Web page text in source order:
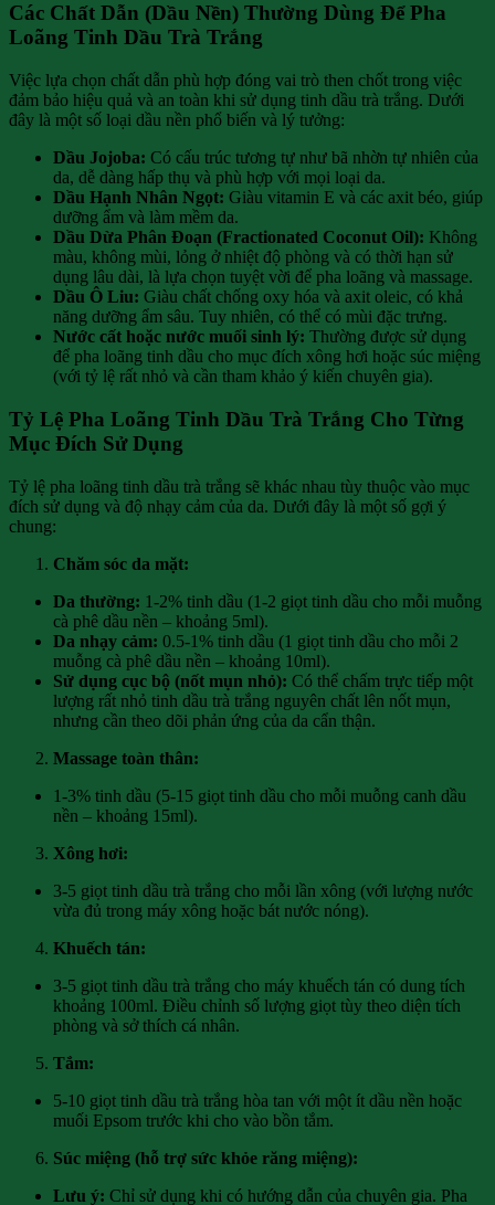
Các Chất Dẫn (Dầu Nền) Thường Dùng Để Pha
Loãng Tinh Dầu Trà Trắng
Việc lựa chọn chất dẫn phù hợp đóng vai trò then chốt trong việc
đảm bảo hiệu quả và an toàn khi sử dụng tinh dầu trà trắng. Dưới
đây là một số loại dầu nền phổ biến và lý tưởng:
Dầu Jojoba: Có cấu trúc tương tự như bã nhờn tự nhiên của
da, dễ dàng hấp thụ và phù hợp với mọi loại da.
Dầu Hạnh Nhân Ngọt: Giàu vitamin E và các axit béo, giúp
dưỡng ẩm và làm mềm da.
Dầu Dừa Phân Đoạn (Fractionated Coconut Oil): Không
màu, không mùi, lỏng ở nhiệt độ phòng và có thời hạn sử
dụng lâu dài, là lựa chọn tuyệt vời để pha loãng và massage.
Dầu Ô Liu: Giàu chất chống oxy hóa và axit oleic, có khả
năng dưỡng ẩm sâu. Tuy nhiên, có thể có mùi đặc trưng.
Nước cất hoặc nước muối sinh lý: Thường được sử dụng
để pha loãng tinh dầu cho mục đích xông hơi hoặc súc miệng
(với tỷ lệ rất nhỏ và cần tham khảo ý kiến chuyên gia).
Tỷ Lệ Pha Loãng Tinh Dầu Trà Trắng Cho Từng
Mục Đích Sử Dụng
Tỷ lệ pha loãng tinh dầu trà trắng sẽ khác nhau tùy thuộc vào mục
đích sử dụng và độ nhạy cảm của da. Dưới đây là một số gợi ý
chung:
Chăm sóc da mặt:
Da thường: 1-2% tinh dầu (1-2 giọt tinh dầu cho mỗi muỗng
cà phê dầu nền – khoảng 5ml).
Da nhạy cảm: 0.5-1% tinh dầu (1 giọt tinh dầu cho mỗi 2
muỗng cà phê dầu nền – khoảng 10ml).
Sử dụng cục bộ (nốt mụn nhỏ): Có thể chấm trực tiếp một
lượng rất nhỏ tinh dầu trà trắng nguyên chất lên nốt mụn,
nhưng cần theo dõi phản ứng của da cẩn thận.
Massage toàn thân:
1-3% tinh dầu (5-15 giọt tinh dầu cho mỗi muỗng canh dầu
nền – khoảng 15ml).
Xông hơi:
3-5 giọt tinh dầu trà trắng cho mỗi lần xông (với lượng nước
vừa đủ trong máy xông hoặc bát nước nóng).
Khuếch tán:
3-5 giọt tinh dầu trà trắng cho máy khuếch tán có dung tích
khoảng 100ml. Điều chỉnh số lượng giọt tùy theo diện tích
phòng và sở thích cá nhân.
Tắm:
5-10 giọt tinh dầu trà trắng hòa tan với một ít dầu nền hoặc
muối Epsom trước khi cho vào bồn tắm.
Súc miệng (hỗ trợ sức khỏe răng miệng):
Lưu ý: Chỉ sử dụng khi có hướng dẫn của chuyên gia. Pha